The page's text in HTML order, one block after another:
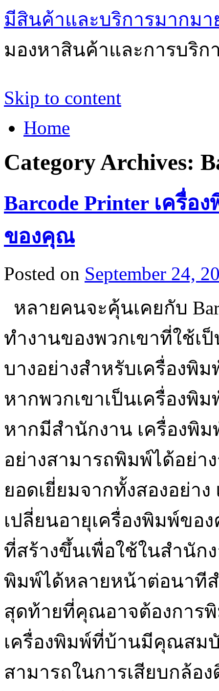
มีสินค้าและบริการมากมา
มองหาสินค้าและการบริ
Skip to content
Home
Category Archives:
Barcode Printer เครื่อ
ของคุณ
Posted on September 24,
หลายคนจะคุ้นเคยกับ
ทำงานของพวกเขาที่ใช้เ
บางอย่างสำหรับเครื่องพิ
หากพวกเขาเป็นเครื่องพิ
หากมีสำนักงาน เครื่องพิม
อย่างสามารถพิมพ์ได้อย่
ยอดเยี่ยมจากทั้งสองอย่า
เปลี่ยนอายุเครื่องพิมพ์ขอ
ที่สร้างขึ้นเพื่อใช้ในสำนักง
พิมพ์ได้หลายหน้าต่อนาที
สุดท้ายที่คุณอาจต้องการ
เครื่องพิมพ์ที่บ้านมีคุณสม
สามารถในการเสียบกล้อ